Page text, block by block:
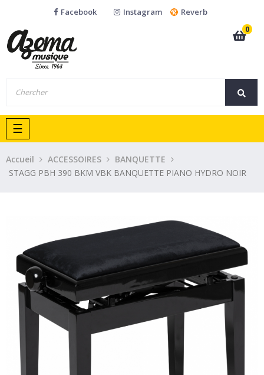
Facebook Instagram
Reverb
0
Basculer
la
navigation
☰
Accueil ACCESSOIRES
BANQUETTE
STAGG PBH 390 BKM VBK BANQUETTE PIANO HYDRO NOIR